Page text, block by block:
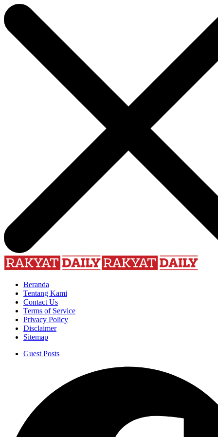
Beranda
Tentang Kami
Contact Us
Terms of Service
Privacy Policy
Disclaimer
Sitemap
Guest Posts